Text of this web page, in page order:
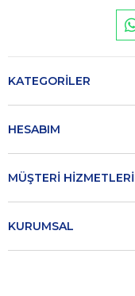
KATEGORİLER
HESABIM
MÜŞTERİ HİZMETLERİ
KURUMSAL